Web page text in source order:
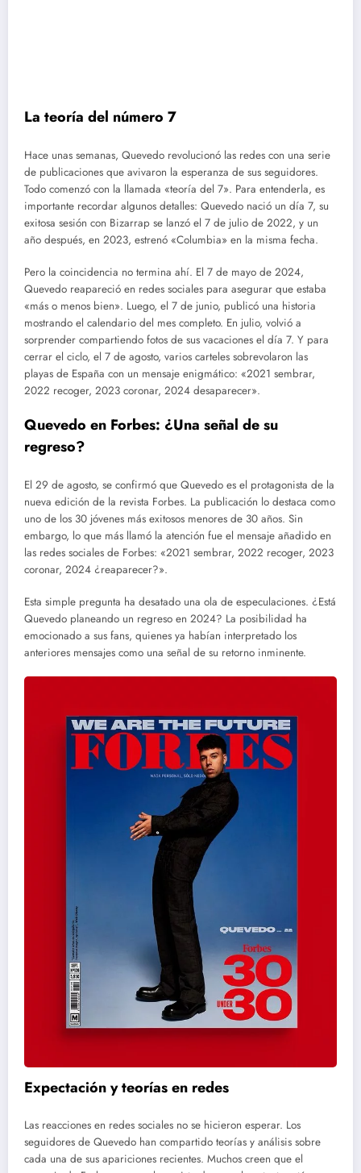
La teoría del número 7
Hace unas semanas, Quevedo revolucionó las redes con una serie
de publicaciones que avivaron la esperanza de sus seguidores.
Todo comenzó con la llamada «teoría del 7». Para entenderla, es
importante recordar algunos detalles: Quevedo nació un día 7, su
exitosa sesión con Bizarrap se lanzó el 7 de julio de 2022, y un
año después, en 2023, estrenó «Columbia» en la misma fecha.
Pero la coincidencia no termina ahí. El 7 de mayo de 2024,
Quevedo reapareció en redes sociales para asegurar que estaba
«más o menos bien». Luego, el 7 de junio, publicó una historia
mostrando el calendario del mes completo. En julio, volvió a
sorprender compartiendo fotos de sus vacaciones el día 7. Y para
cerrar el ciclo, el 7 de agosto, varios carteles sobrevolaron las
playas de España con un mensaje enigmático: «2021 sembrar,
2022 recoger, 2023 coronar, 2024 desaparecer».
Quevedo en Forbes: ¿Una señal de su
regreso?
El 29 de agosto, se confirmó que Quevedo es el protagonista de la
nueva edición de la revista Forbes. La publicación lo destaca como
uno de los 30 jóvenes más exitosos menores de 30 años. Sin
embargo, lo que más llamó la atención fue el mensaje añadido en
las redes sociales de Forbes: «2021 sembrar, 2022 recoger, 2023
coronar, 2024 ¿reaparecer?».
Esta simple pregunta ha desatado una ola de especulaciones. ¿Está
Quevedo planeando un regreso en 2024? La posibilidad ha
emocionado a sus fans, quienes ya habían interpretado los
anteriores mensajes como una señal de su retorno inminente.
Expectación y teorías en redes
Las reacciones en redes sociales no se hicieron esperar. Los
seguidores de Quevedo han compartido teorías y análisis sobre
cada una de sus apariciones recientes. Muchos creen que el